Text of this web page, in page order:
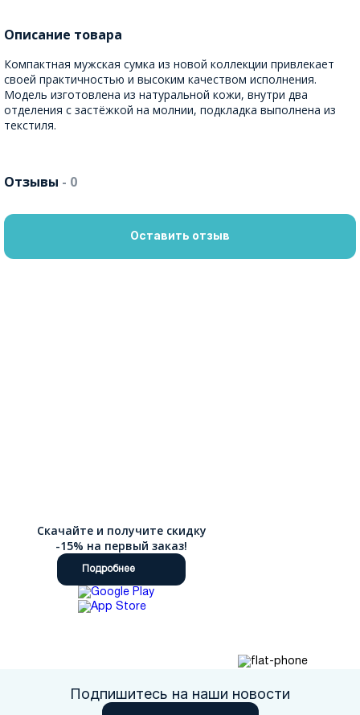
Описание товара
Компактная мужская сумка из новой коллекции привлекает
своей практичностью и высоким качеством исполнения.
Модель изготовлена из натуральной кожи, внутри два
отделения с застёжкой на молнии, подкладка выполнена из
текстиля.
Отзывы - 0
Оставить отзыв
Скачайте и получите скидку
-15% на первый заказ!
Подробнее
Подпишитесь на наши новости